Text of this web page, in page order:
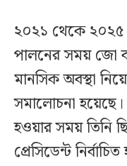
২০২১ থেকে ২০২৫
পালনের সময় জো
মানসিক অবস্থা
সমালোচনা
হওয়ার সময় তিনি
প্রেসিডেন্ট